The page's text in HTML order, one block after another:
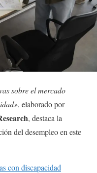
sobre el mercado
, elaborado por
, destaca la
del desempleo en este
con discapacidad